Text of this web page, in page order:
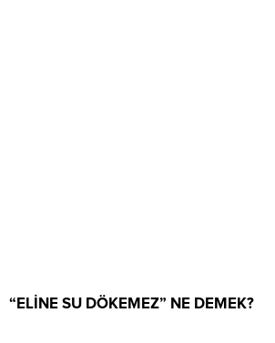
“ELİNE SU DÖKEMEZ” NE DEMEK?